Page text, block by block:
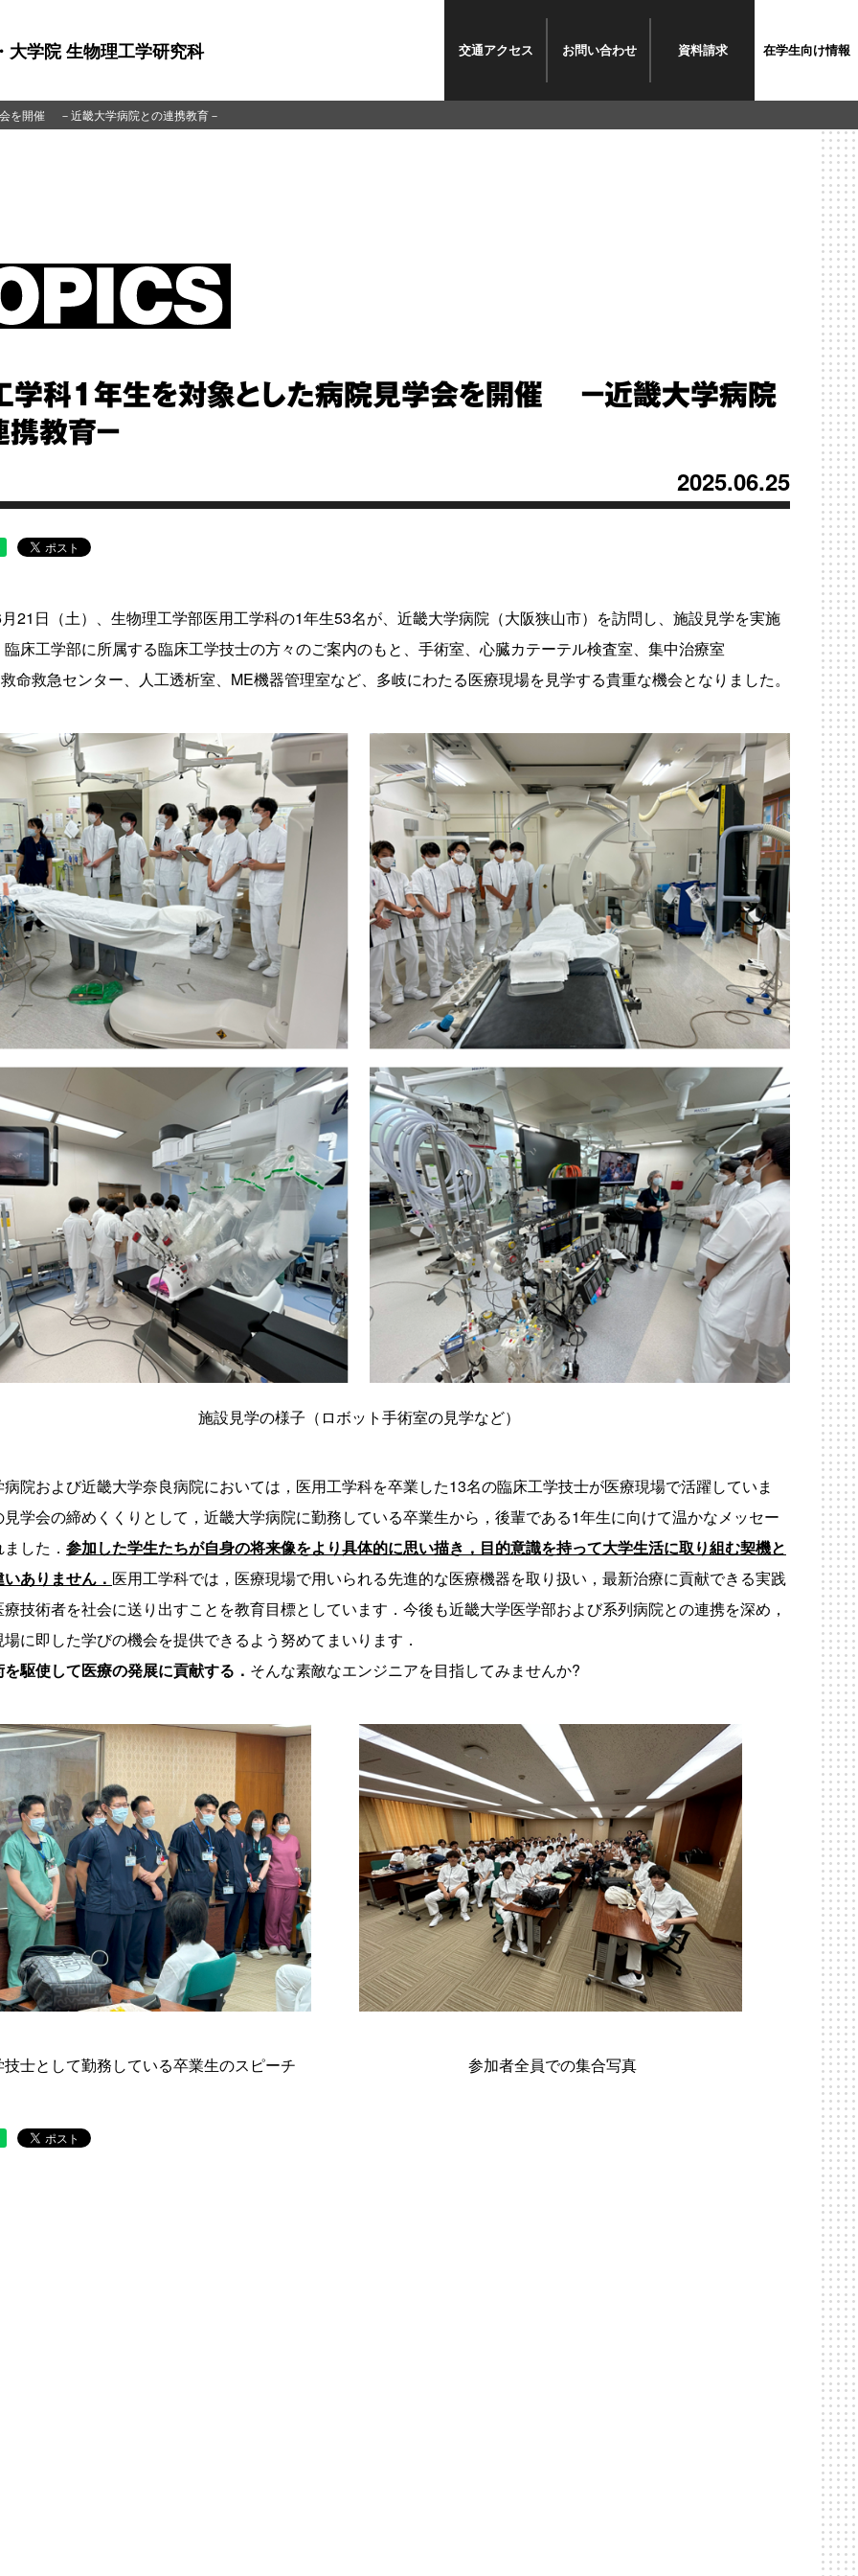
大学院 生物理工学研究科 交通アクセス お問い合わせ 資料請求 在学生向け情報
学科1年生を対象とした病院見学会を開催 －近畿大学病院
携教育－
2025.06.25
月21 日（土）、生物理工学部医用工学科の1年生53名が、近畿大学病院（大阪狭山市）を訪問し、施設見学を実施
床工学部に所属する臨床工学技士の方々のご案内のもと、手術室、心臓カテーテル検査室、集中治療室
命救急センター、人工透析室、 ME機器管理室など、多岐にわたる医療現場を見学する貴重な機会となりました。
施設見学の様子（ロボット手術室の見学など）
院および近畿大学奈良病院においては，医用工学科を卒業した13名の臨床工学技士が医療現場で活躍していま
学会の締めくくりとして，近畿大学病院に勤務している卒業生から，後輩である1年生に向けて温かなメッセー
した． 参加した学生たちが自身の将来像をより具体的に思い描き，目的意識を持って大学生活に取り組む契機と
ありません． 医用工学科では，医療現場で用いられる先進的な医療機器を取り扱い，最新治療に貢献できる実践
技術者を社会に送り出すことを教育目標としています．今後も近畿大学医学部および系列病院との連携を深め，
に即した学びの機会を提供できるよう努めてまいります．
駆使して医療の発展に貢献する． そんな素敵なエンジニアを目指してみませんか?
技士として勤務している卒業生のスピーチ 参加者全員での集合写真
を開催 －近畿大学病院との連携教育－